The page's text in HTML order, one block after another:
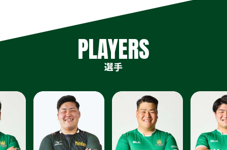
PLAYERS
選手